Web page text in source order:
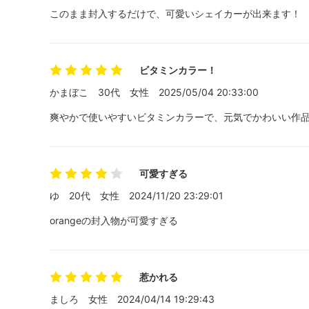
このまま封入するだけで、可愛いシェイカーが出来ます！
ビタミンカラー！
かまぼこ
30代 女性 2025/05/04 20:33:00
爽やかで使いやすいビタミンカラーで、元気でかわいい作
可愛すぎる
ゆ
20代 女性 2024/11/20 23:29:01
orangeの封入物が可愛すぎる
惹かれる
ましろ
女性 2024/04/14 19:29:43